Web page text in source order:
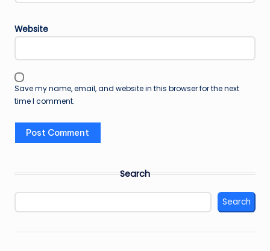
Website
Save my name, email, and website in this browser for the next
time I comment.
Search
Search